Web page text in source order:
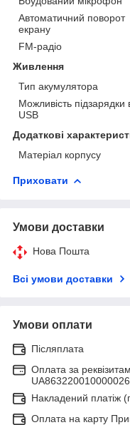
Автоматичний поворот
екрану
FM-радіо
Живлення
Тип акумулятора
Можливість підзарядки
USB
Додаткові
Матеріал корпусу
Приховати
Умови доставки
Нова Пошта
Всі умови доставки
Умови оплати
Післяплата
Оплата за
Накладений платіж
Оплата на карту